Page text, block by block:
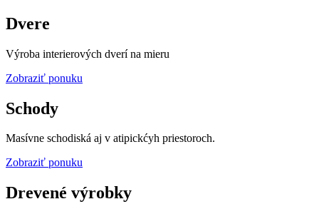
Dvere
Výroba interierových dverí na mieru
Zobraziť ponuku
Schody
Masívne schodiská aj v atipickćyh priestoroch.
Zobraziť ponuku
Drevené výrobky